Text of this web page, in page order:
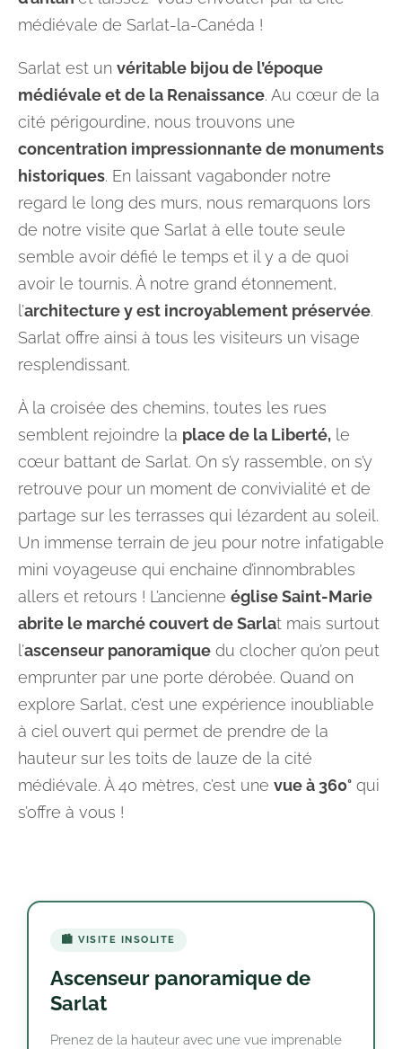
médiévale de Sarlat-la-Canéda !
Sarlat est un véritable bijou de l’époque
médiévale et de la Renaissance. Au cœur de la
cité périgourdine, nous trouvons une
concentration impressionnante de monuments
historiques. En laissant vagabonder notre
regard le long des murs, nous remarquons lors
de notre visite que Sarlat à elle toute seule
semble avoir défié le temps et il y a de quoi
avoir le tournis. À notre grand étonnement,
l’architecture y est incroyablement préservée.
Sarlat offre ainsi à tous les visiteurs un visage
resplendissant.
À la croisée des chemins, toutes les rues
semblent rejoindre la place de la Liberté, le
cœur battant de Sarlat. On s’y rassemble, on s’y
retrouve pour un moment de convivialité et de
partage sur les terrasses qui lézardent au soleil.
Un immense terrain de jeu pour notre infatigable
mini voyageuse qui enchaine d’innombrables
allers et retours ! L’ancienne église Saint-Marie
abrite le marché couvert de Sarlat mais surtout
l’ascenseur panoramique du clocher qu’on peut
emprunter par une porte dérobée. Quand on
explore Sarlat, c’est une expérience inoubliable
à ciel ouvert qui permet de prendre de la
hauteur sur les toits de lauze de la cité
médiévale. À 40 mètres, c’est une vue à 360° qui
s’offre à vous !
🏙️ VISITE INSOLITE
Ascenseur panoramique de
Sarlat
Prenez de la hauteur avec une vue imprenable